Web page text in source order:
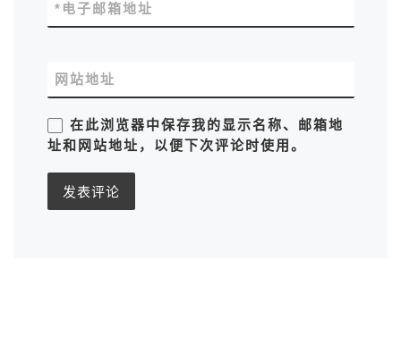
电子邮箱地址
*
网站地址
在此浏览器中保存我的显示名称、邮箱地
址和网站地址，以便下次评论时使用。